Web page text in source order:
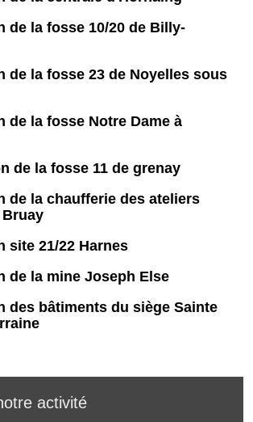
de la fosse 10/20 de Billy-
de la fosse 23 de Noyelles sous
de la fosse Notre Dame à
de la fosse 11 de grenay
de la chaufferie des ateliers
site 21/22 Harnes
de la mine Joseph Else
des bâtiments du siège Sainte
activité